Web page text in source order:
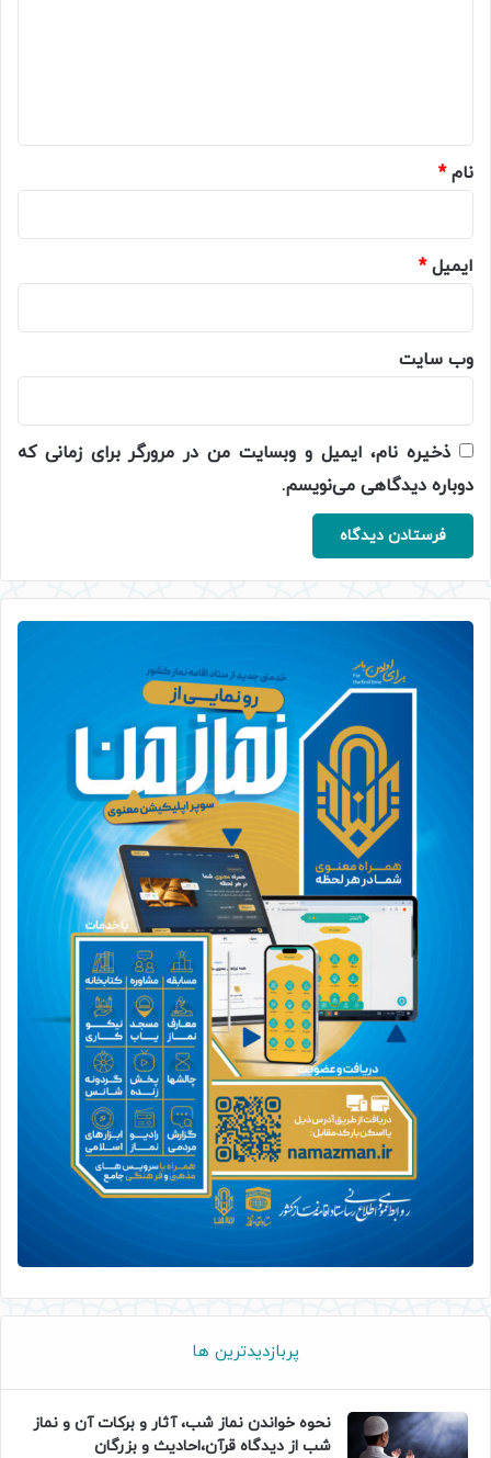
نام*
ایمیل*
وب‌ سایت
ذخیره نام، ایمیل و وبسایت من در مرورگر برای زمانی که
دوباره دیدگاهی می‌نویسم.
پربازدیدترین ها
نحوه خواندن نماز شب، آثار و برکات آن و نماز
شب از دیدگاه قرآن،احادیث و بزرگان